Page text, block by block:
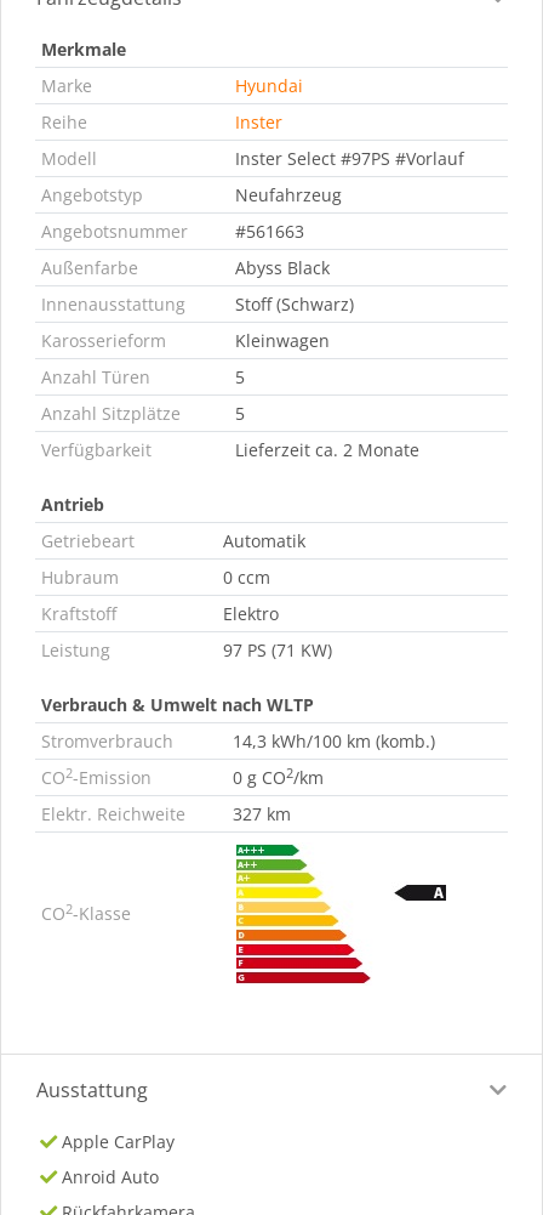
Merkmale
Marke
Hyundai
Reihe
Inster
Modell
Inster Select #97PS #Vorlauf
Angebotstyp
Neufahrzeug
Angebotsnummer
#561663
Außenfarbe
Abyss Black
Innenausstattung
Stoff (Schwarz)
Karosserieform
Kleinwagen
Anzahl Türen
5
Anzahl Sitzplätze
5
Verfügbarkeit
Lieferzeit ca. 2 Monate
Antrieb
Getriebeart
Automatik
Hubraum
0 ccm
Kraftstoff
Elektro
Leistung
97 PS (71 KW)
Verbrauch & Umwelt nach WLTP
Stromverbrauch
14,3 kWh/100 km (komb.)
CO2-Emission 0 g CO2/km
Elektr. Reichweite
327 km
CO2-Klasse
Ausstattung
Apple CarPlay
Anroid Auto